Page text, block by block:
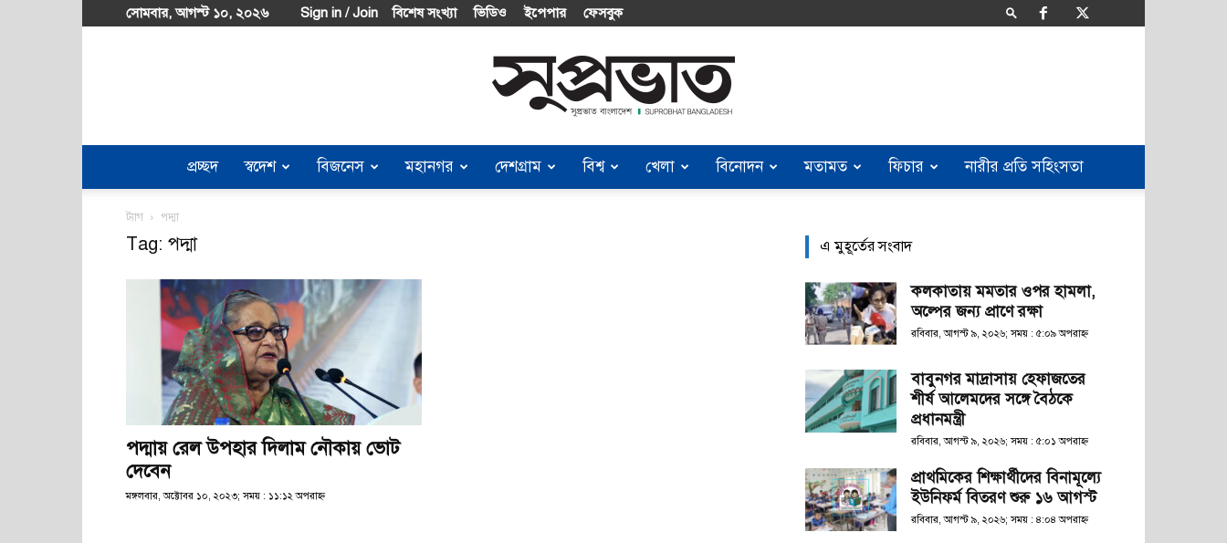
সোমবার, আগস্ট ১০, ২০২৬ Sign in / Join বিশেষ সংখ্যা ভিডিও ইপেপার ফেসবুক
Suprobhat
প্রচ্ছদ স্বদেশ বিজনেস মহানগর দেশগ্রাম বিশ্ব খেলা বিনোদন মতামত ফিচার নারীর প্রতি সহিংসতা
ট্যাগ পদ্মা
Tag: পদ্মা
পদ্মায় রেল উপহার দিলাম নৌকায় ভোট
দেবেন
মঙ্গলবার, অক্টোবর ১০, ২০২৩; সময় : ১১:১২ অপরাহ্ণ
এ মুহূর্তের সংবাদ
কলকাতায় মমতার ওপর হামলা,
অল্পের জন্য প্রাণে রক্ষা
রবিবার, আগস্ট ৯, ২০২৬; সময় : ৫:০৯ অপরাহ্ণ
বাবুনগর মাদ্রাসায় হেফাজতের
শীর্ষ আলেমদের সঙ্গে বৈঠকে
প্রধানমন্ত্রী
রবিবার, আগস্ট ৯, ২০২৬; সময় : ৫:০১ অপরাহ্ণ
প্রাথমিকের শিক্ষার্থীদের বিনামূল্যে
ইউনিফর্ম বিতরণ শুরু ১৬ আগস্ট
রবিবার, আগস্ট ৯, ২০২৬; সময় : ৪:০৪ অপরাহ্ণ